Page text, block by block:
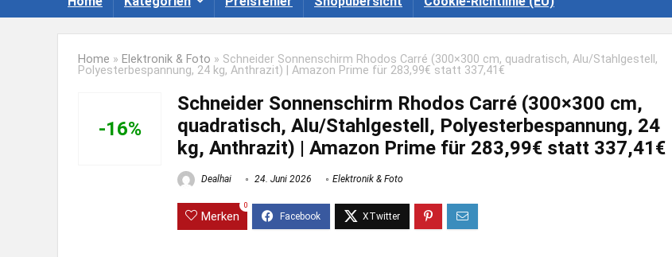
Home » Elektronik & Foto » Schneider Sonnenschirm Rhodos Carré (300×300 cm, quadratisch, Alu/Stahlgestell,
Polyesterbespannung, 24 kg, Anthrazit) | Amazon Prime für 283,99€ statt 337,41€
-16%
Schneider Sonnenschirm Rhodos Carré (300×300 cm,
quadratisch, Alu/Stahlgestell, Polyesterbespannung, 24
kg, Anthrazit) | Amazon Prime für 283,99€ statt 337,41€
Dealhai 24. Juni 2026 Elektronik & Foto
Merken
0